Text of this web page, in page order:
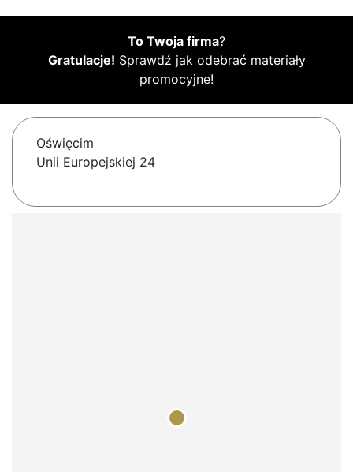
To Twoja firma?
Gratulacje! Sprawdź jak odebrać materiały
promocyjne!
Oświęcim
Unii Europejskiej 24